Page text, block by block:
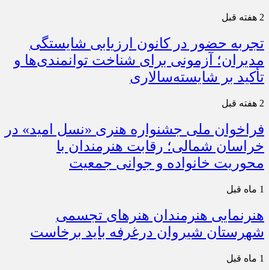
2 هفته قبل
تجربه حضور در کانون ارزیابی شایستگی
مدیران؛ آزمونی برای شناخت توانمندی‌ها و
تأکید بر شایسته‌سالاری
2 هفته قبل
فراخوان ملی جشنواره هنری «نسل امید» در
خراسان شمالی؛ رقابت هنرمندان با
محوریت خانواده و جوانی جمعیت
1 ماه قبل
هنرنمایی هنرمندان هنرهای تجسمی
شهرستان شیروان درغرفه باید برخاست
1 ماه قبل